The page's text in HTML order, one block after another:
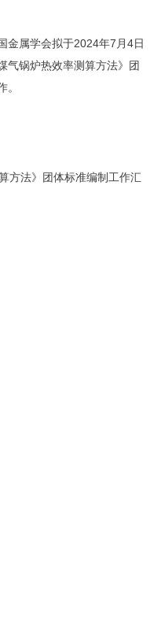
金属学会拟于2024年7月4日
气锅炉热效率测算方法》团
方法》团体标准编制工作汇